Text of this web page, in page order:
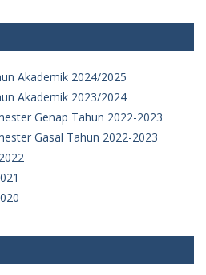
Akademik 2024/2025
Akademik 2023/2024
Genap Tahun 2022-2023
Gasal Tahun 2022-2023